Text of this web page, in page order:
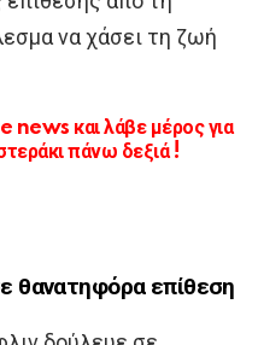
να χάσει τη ζωή
και λάβε μέρος για
πάνω δεξιά !
θανατηφόρα επίθεση